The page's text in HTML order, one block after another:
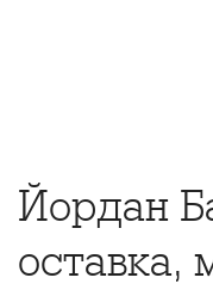
Йордан
оставка,